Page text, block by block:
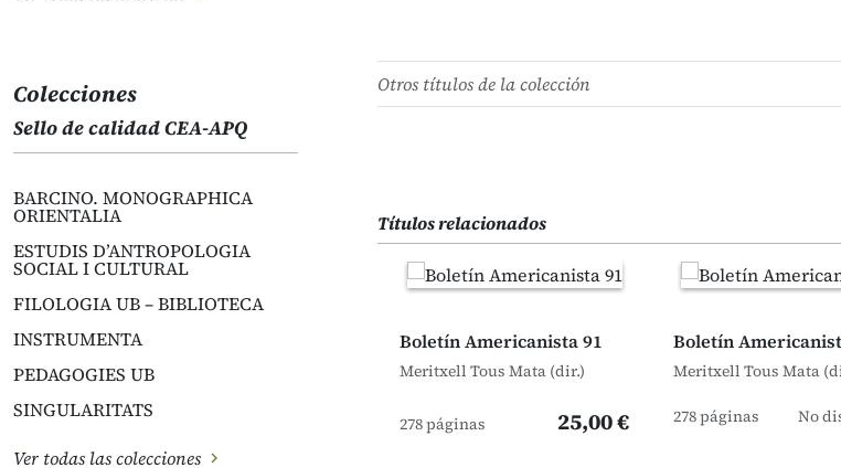
Colecciones
Sello de calidad CEA-APQ
BARCINO. MONOGRAPHICA
ORIENTALIA
ESTUDIS D’ANTROPOLOGIA
SOCIAL I CULTURAL
FILOLOGIA UB – BIBLIOTECA
INSTRUMENTA
PEDAGOGIES UB
SINGULARITATS
Ver todas las colecciones
Otros títulos de la colección
Títulos relacionados
Boletín Americanista 91
Meritxell Tous Mata (dir.)
278 páginas 25,00 €
Boletín
Meritxell Tous Mata
278 páginas No